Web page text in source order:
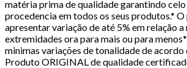
matéria prima de qualidade garantindo
procedencia em todos os seus produtos.*
apresentar variação de até 5% em relação a
extremidades ora para mais ou para
minimas variações de tonalidade de acordo
Produto ORIGINAL de qualidade